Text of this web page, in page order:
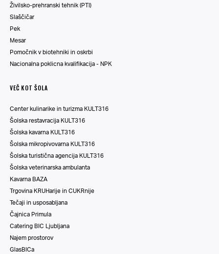
Živilsko-prehranski tehnik (PTI)
Slaščičar
Pek
Mesar
Pomočnik v biotehniki in oskrbi
Nacionalna poklicna kvalifikacija - NPK
VEČ KOT ŠOLA
Center kulinarike in turizma KULT316
Šolska restavracija KULT316
Šolska kavarna KULT316
Šolska mikropivovarna KULT316
Šolska turistična agencija KULT316
Šolska veterinarska ambulanta
Kavarna BAZA
Trgovina KRUHarije in CUKRnije
Tečaji in usposabljana
Čajnica Primula
Catering BIC Ljubljana
Najem prostorov
GlasBICa